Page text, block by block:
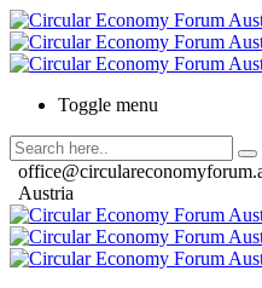
Toggle menu
Austria